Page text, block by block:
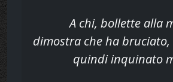
A chi, bollette alla
dimostra che ha
quindi inquinato